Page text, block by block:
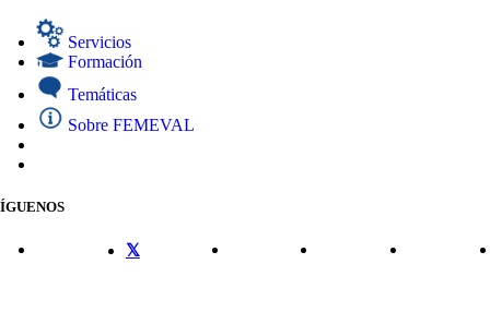
Servicios
Formación
Temáticas
Sobre FEMEVAL